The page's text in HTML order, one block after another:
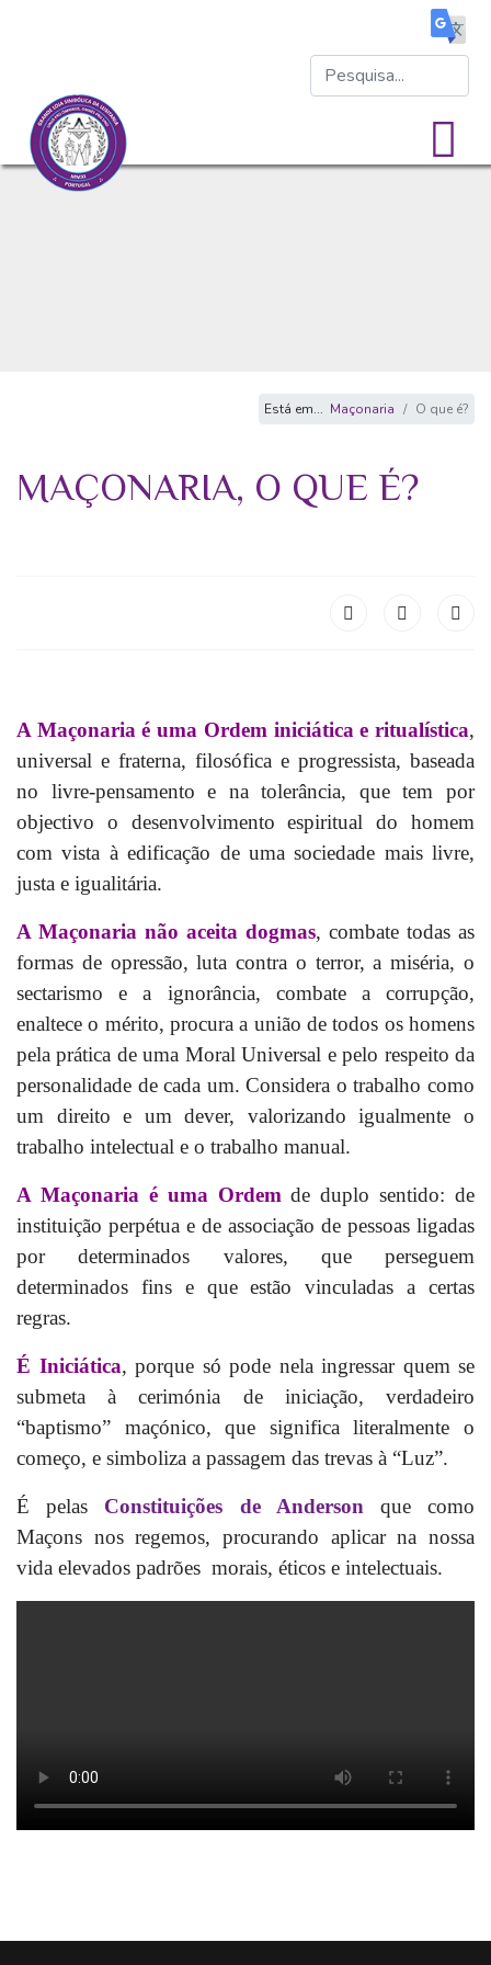
Está em... Maçonaria O que é?
MAÇONARIA, O QUE É?
A Maçonaria é uma Ordem iniciática e ritualística,
universal e fraterna, filosófica e progressista, baseada
no livre-pensamento e na tolerância, que tem por
objectivo o desenvolvimento espiritual do homem
com vista à edificação de uma sociedade mais livre,
justa e igualitária.
A Maçonaria não aceita dogmas, combate todas as
formas de opressão, luta contra o terror, a miséria, o
sectarismo e a ignorância, combate a corrupção,
enaltece o mérito, procura a união de todos os homens
pela prática de uma Moral Universal e pelo respeito da
personalidade de cada um. Considera o trabalho como
um direito e um dever, valorizando igualmente o
trabalho intelectual e o trabalho manual.
A Maçonaria é uma Ordem de duplo sentido: de
instituição perpétua e de associação de pessoas ligadas
por determinados valores, que perseguem
determinados fins e que estão vinculadas a certas
regras.
É Iniciática, porque só pode nela ingressar quem se
submeta à cerimónia de iniciação, verdadeiro
“baptismo” maçónico, que significa literalmente o
começo, e simboliza a passagem das trevas à “Luz”.
É pelas Constituições de Anderson que como
Maçons nos regemos, procurando aplicar na nossa
vida elevados padrões morais, éticos e intelectuais.